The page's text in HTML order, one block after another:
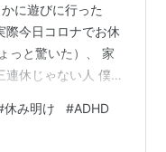
に遊びに行った
際今日コロナでお休
っと驚いた）、 家
休じゃない人 僕に
ると、学生の時に
休みになるテスト
休み明け #ADHD